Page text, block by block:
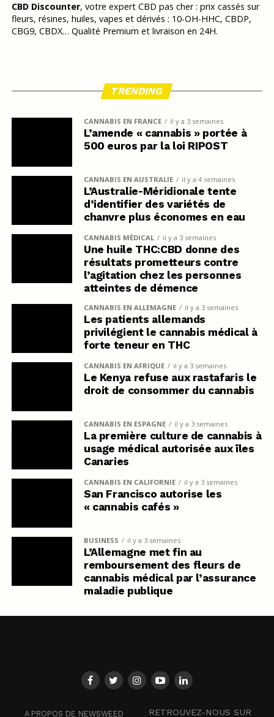
CBD Discounter, votre expert CBD pas cher : prix cassés sur
fleurs, résines, huiles, vapes et dérivés : 10-OH-HHC, CBDP,
CBG9, CBDX… Qualité Premium et livraison en 24H.
TRENDING
CANNABIS EN FRANCE il y a 3 semaines
L’amende « cannabis » portée à
500 euros par la loi RIPOST
CANNABIS EN AUSTRALIE il y a 4 semaines
L’Australie-Méridionale tente
d’identifier des variétés de
chanvre plus économes en eau
CANNABIS MÉDICAL il y a 3 semaines
Une huile THC:CBD donne des
résultats prometteurs contre
l’agitation chez les personnes
atteintes de démence
CANNABIS EN ALLEMAGNE il y a 3 semaines
Les patients allemands
privilégient le cannabis médical à
forte teneur en THC
CANNABIS EN AFRIQUE il y a 3 semaines
Le Kenya refuse aux rastafaris le
droit de consommer du cannabis
CANNABIS EN ESPAGNE il y a 3 semaines
La première culture de cannabis à
usage médical autorisée aux îles
Canaries
CANNABIS EN CALIFORNIE il y a 3 semaines
San Francisco autorise les
« cannabis cafés »
BUSINESS il y a 3 semaines
L’Allemagne met fin au
remboursement des fleurs de
cannabis médical par l’assurance
maladie publique
A PROPOS DE NEWSWEED RETROUVEZ-NOUS SUR